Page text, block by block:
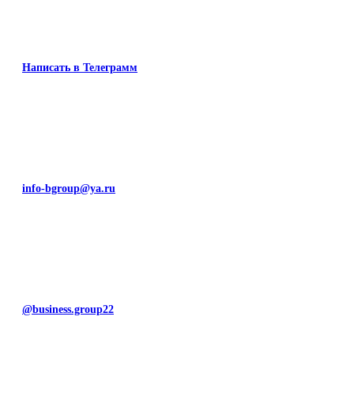
Написать в Телеграмм
info-bgroup@ya.ru
@business.group22